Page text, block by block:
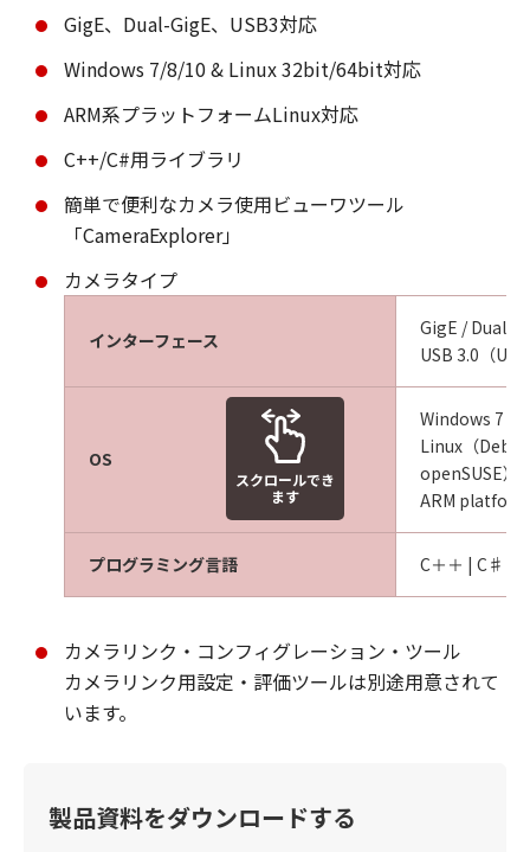
GigE、Dual-GigE、USB3対応
Windows 7/8/10 & Linux 32bit/64bit対応
ARM系プラットフォームLinux対応
C++/C#用ライブラリ
簡単で便利なカメラ使用ビューワツール
「CameraExplorer」
カメラタイプ
インターフェース
GigE / Dual
USB 3.0（
OS
Windows 7 |
Linux（
openSUSE）
ARM platform
プログラミング言語 C＋＋ | C♯
スクロールでき
ます
カメラリンク・コンフィグレーション・ツール
カメラリンク用設定・評価ツールは別途用意されて
います。
製品資料をダウンロードする